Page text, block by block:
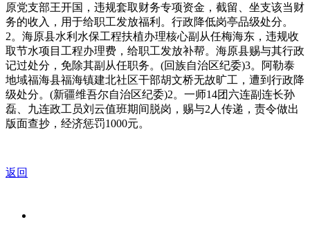
原党支部王开国，违规套取财务专项资金，截留、坐支该当财
务的收入，用于给职工发放福利。行政降低岗亭品级处分。
2。海原县水利水保工程扶植办理核心副从任梅海东，违规收
取节水项目工程办理费，给职工发放补帮。海原县赐与其行政
记过处分，免除其副从任职务。(回族自治区纪委)3。阿勒泰
地域福海县福海镇建北社区干部胡文桥无故旷工，遭到行政降
级处分。(新疆维吾尔自治区纪委)2。一师14团六连副连长孙
磊、九连政工员刘云值班期间脱岗，赐与2人传递，责令做出
版面查抄，经济惩罚1000元。
返回